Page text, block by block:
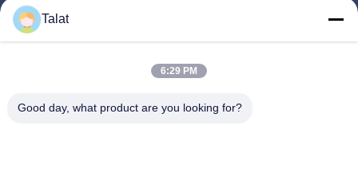
Продукция
О Компании
Контроль Качества
Talat
6:29 PM
Good day, what product are you looking for?